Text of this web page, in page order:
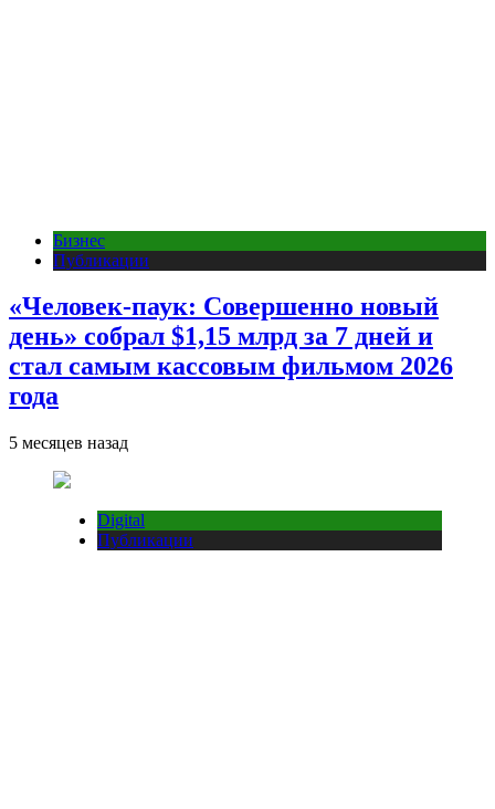
Бизнес
Публикации
«Человек-паук: Совершенно новый
день» собрал $1,15 млрд за 7 дней и
стал самым кассовым фильмом 2026
года
5 месяцев назад
Digital
Публикации